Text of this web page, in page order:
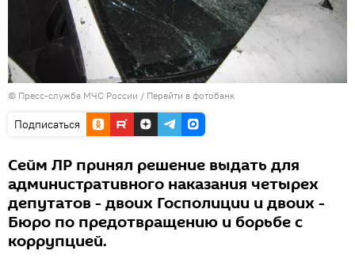
© Пресс-служба МЧС России / Перейти в фотобанк
Подписаться
Сейм ЛР принял решение выдать для
административного наказания четырех
депутатов - двоих Госполиции и двоих -
Бюро по предотвращению и борьбе с
коррупцией.